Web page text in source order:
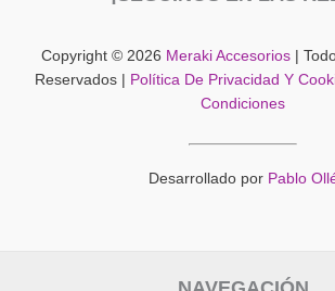
Copyright © 2026 Meraki Accesorios |
Reservados |
Política De Privacidad Y
Condiciones
Desarrollado por Pablo